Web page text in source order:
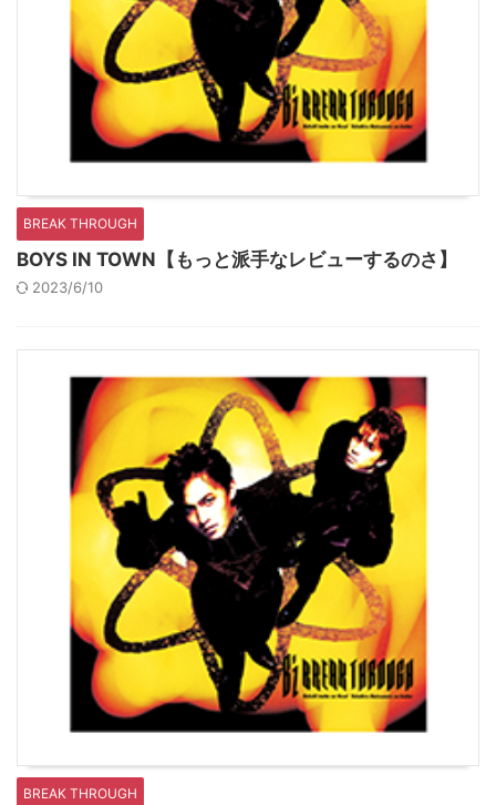
BREAK THROUGH
BOYS IN TOWN【もっと派手なレビューするのさ】
2023/6/10
BREAK THROUGH